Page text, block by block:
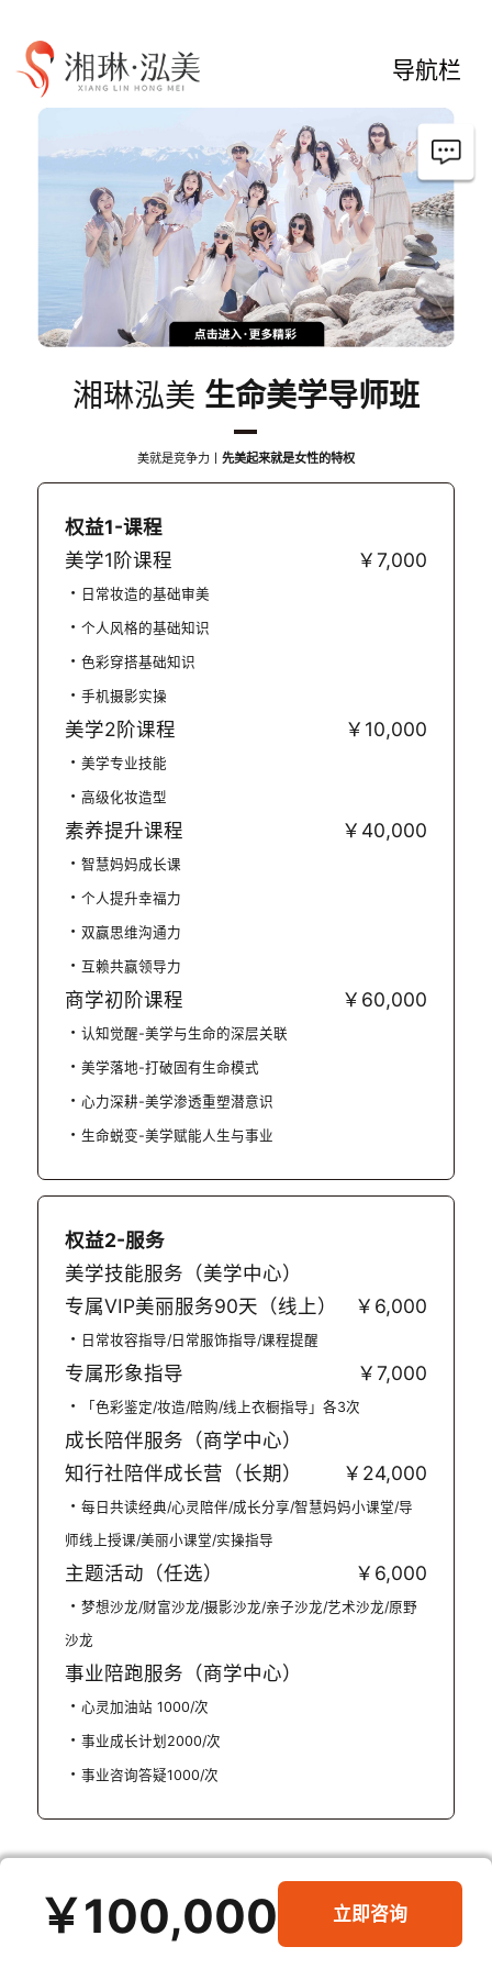
导航栏
湘琳泓美 生命美学导师班
美就是竞争力丨 先美起来就是女性的特权
权益1-课程
美学1阶课程
￥7,000
日常妆造的基础审美
个人风格的基础知识
色彩穿搭基础知识
手机摄影实操
美学2阶课程 ￥10,000
美学专业技能
高级化妆造型
素养提升课程 ￥40,000
智慧妈妈成长课
个人提升幸福力
双赢思维沟通力
互赖共赢领导力
商学初阶课程 ￥60,000
认知觉醒-美学与生命的深层关联
美学落地-打破固有生命模式
心力深耕-美学渗透重塑潜意识
生命蜕变-美学赋能人生与事业
权益2-服务
美学技能服务（美学中心）
专属VIP美丽服务90天（线上）
￥6,000
日常妆容指导/日常服饰指导/课程提醒
专属形象指导 ￥7,000
「色彩鉴定/妆造/陪购/线上衣橱指导」各3次
成长陪伴服务（商学中心）
知行社陪伴成长营（长期）
￥24,000
每日共读经典/心灵陪伴/成长分享/智慧妈妈小课堂/导
师线上授课/美丽小课堂/实操指导
主题活动（任选） ￥6,000
梦想沙龙/财富沙龙/摄影沙龙/亲子沙龙/艺术沙龙/原野
沙龙
事业陪跑服务（商学中心）
心灵加油站 1000/次
事业成长计划2000/次
事业咨询答疑1000/次
￥100,000 立即咨询